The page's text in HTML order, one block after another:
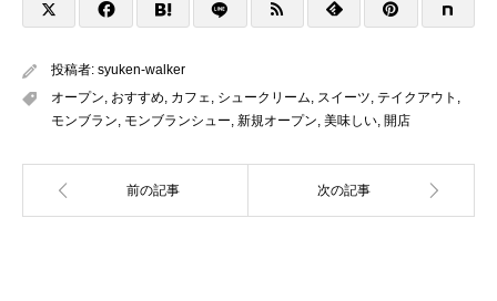
投稿者: syuken-walker
オープン, おすすめ, カフェ, シュークリーム, スイーツ, テイクアウト ,
モンブラン, モンブランシュー, 新規オープン, 美味しい, 開店